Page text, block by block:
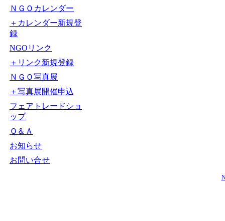
ＮＧＯカレンダー
＋カレンダー新規登
録
NGOリンク
＋リンク新規登録
ＮＧＯ写真展
＋写真展開催申込
フェアトレードショ
ップ
Ｑ＆Ａ
お知らせ
お問い合せ